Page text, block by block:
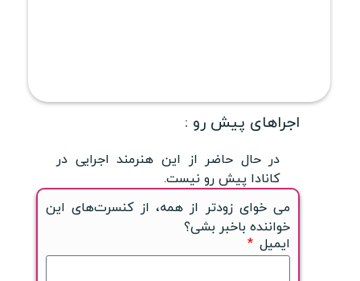
اجراهای پیش رو :
در حال حاضر از این هنرمند اجرایی در
کانادا پیش رو نیست.
می خوای زودتر از همه، از کنسرت‌های این
خواننده باخبر بشی؟
ایمیل